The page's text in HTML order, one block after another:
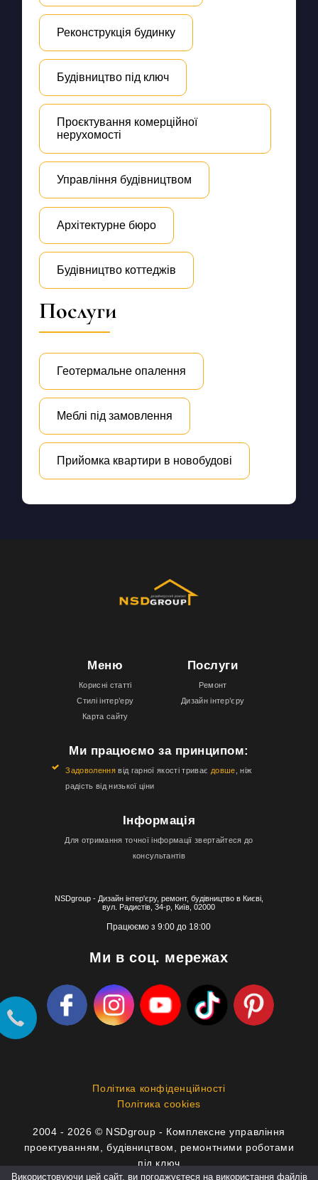
Реконструкція будинку
Будівництво під ключ
Проєктування комерційної
нерухомості
Управління будівництвом
Архітектурне бюро
Будівництво коттеджів
Послуги
Геотермальне опалення
Меблі під замовлення
Прийомка квартири в новобудові
NSDgroup - Дизайн інтер'єру, ремонт, будівництво в Києві,
вул. Радистів, 34-р, Київ, 02000
Працюємо з 9:00 до 18:00
Ми в соц. мережах
Меню
Корисні статті
Стилі інтер’еру
Карта сайту
Послуги
Ремонт
Дизайн інтер’єру
Ми працюємо за принципом:
Задоволення від гарної якості триває довше, ніж
радість від низької ціни
Інформація
Для отримання точної інформації звертайтеся до
консультантів
Політика конфіденційності
Політика cookies
2004 - 2026 © NSDgroup - Комплексне управління
проектуванням, будівництвом, ремонтними роботами
під ключ
Використовуючи цей сайт, ви погоджуєтеся на використання файлів